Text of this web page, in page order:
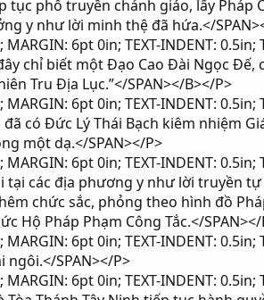
phổ truyền chánh giáo, lấy Pháp
y như lời minh thệ đã hứa.</
6pt 0in; TEXT-INDENT: 0.5in;
đây chỉ biết một Đạo Cao Đài Ngọc
Tru Địa Lục.”</SPAN></B></P>
6pt 0in; TEXT-INDENT: 0.5in;
có Đức Lý Thái Bạch kiêm nhiệm
một dạ.</SPAN></P>
6pt 0in; TEXT-INDENT: 0.5in;
tại các địa phương y như lời
chức sắc, phỏng theo hình đồ
Hộ Pháp Phạm Công Tắc.</SPAN></
6pt 0in; TEXT-INDENT: 0.5in;
ngôi.</SPAN></P>
6pt 0in; TEXT-INDENT: 0.5in;